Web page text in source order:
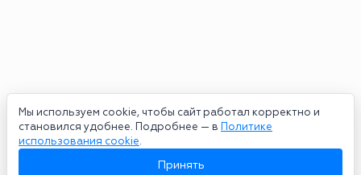
Мы используем cookie, чтобы сайт работал корректно и
становился удобнее. Подробнее — в Политике
использования cookie.
Принять